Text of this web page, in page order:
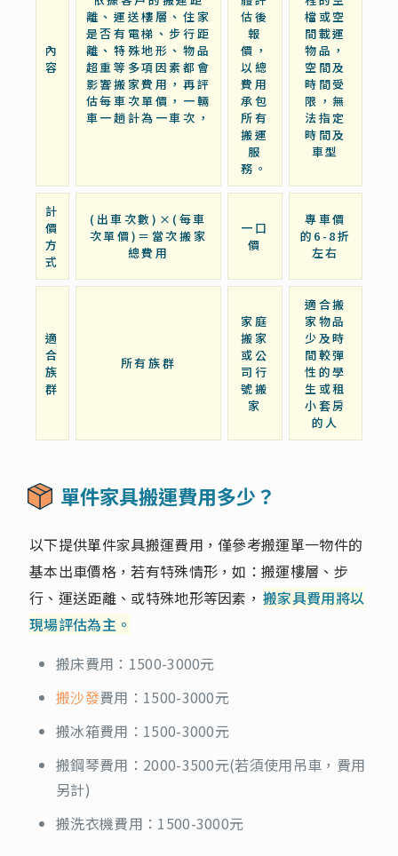
內
容
離、運送樓層、住家
是否有電梯、步行距
離、特殊地形、物品
超重等多項因素都會
影響搬家費用，再評
估每車次單價，一輛
車一趟計為一車次，
估後
報
價，
以總
費用
承包
所有
搬運
服
務。
檔或空
間載運
物品，
空間及
時間受
限，無
法指定
時間及
車型
計
價
方
式
(出車次數)×(每車
次單價)＝當次搬家
總費用
一口
價
專車價
的6-8折
左右
適
合
族
群
所有族群
家庭
搬家
或公
司行
號搬
家
適合搬
家物品
少及時
間較彈
性的學
生或租
小套房
的人
單件家具搬運費用多少？
以下提供單件家具搬運費用，僅參考搬運單一物件的
基本出車價格，若有特殊情形，如：搬運樓層、步
行、運送距離、或特殊地形等因素， 搬家具費用將以
現場評估為主。
搬床費用：1500-3000元
搬沙發費用：1500-3000元
搬冰箱費用：1500-3000元
搬鋼琴費用：2000-3500元(若須使用吊車，費用
另計)
搬洗衣機費用：1500-3000元